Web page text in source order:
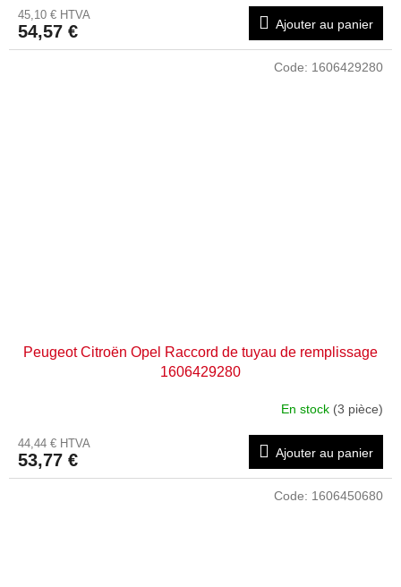
45,10 € HTVA
54,57 € Ajouter au panier
Peugeot Citroën Opel Raccord de tuyau de remplissage
1606429280
En stock (3 pièce)
44,44 € HTVA
53,77 € Ajouter au panier
Code: 1606429280
Code: 1606450680